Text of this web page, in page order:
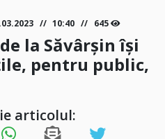
10:40 645
la Săvârșin își
pentru public,
articolul: